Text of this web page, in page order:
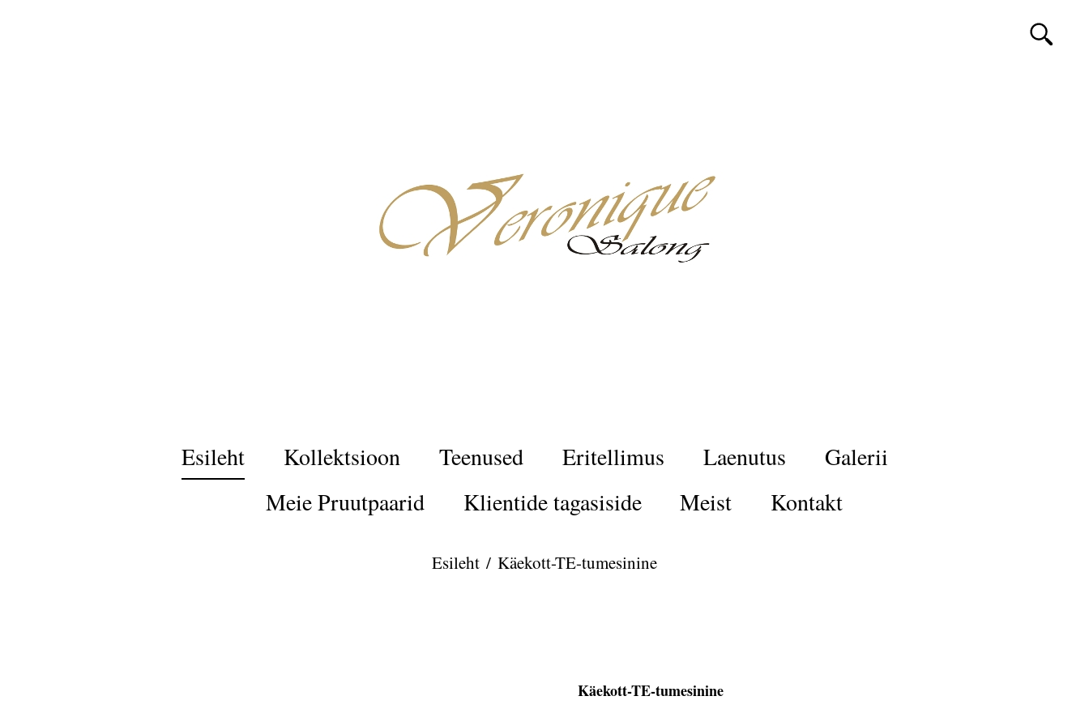
Esileht Kollektsioon Teenused Eritellimus Laenutus
Galerii
Meie Pruutpaarid
Klientide tagasiside Meist Kontakt
Esileht / Käekott-TE-tumesinine
Käekott-TE-tumesinine